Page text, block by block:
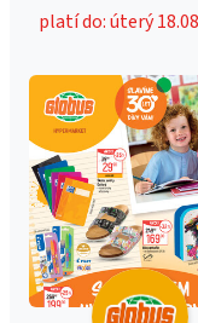
platí do: úterý